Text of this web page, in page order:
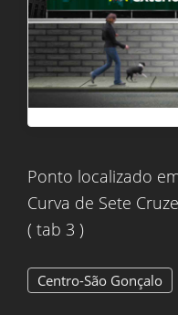
Ponto localizado
Curva de Sete
( tab 3 )
Centro-São Gonçalo